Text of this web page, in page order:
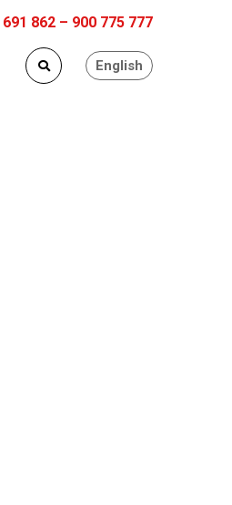
862 – 900 775 777
English